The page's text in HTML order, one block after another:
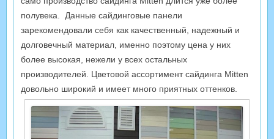
полувека. Данные сайдинговые панели
зарекомендовали себя как качественный, надежный и
долговечный материал, именно поэтому цена у них
более высокая, нежели у всех остальных
производителей. Цветовой ассортимент сайдинга Mitten
довольно широкий и имеет много приятных оттенков.